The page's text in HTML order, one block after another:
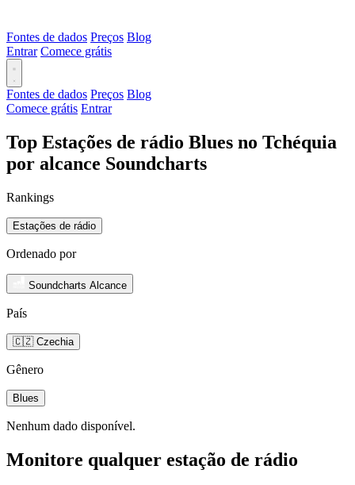
Fontes de dados Preços Blog
Entrar Comece grátis
Fontes de dados Preços Blog
Comece grátis Entrar
Top Estações de rádio Blues no Tchéquia
por alcance Soundcharts
Rankings
Estações de rádio
Ordenado por
Soundcharts Alcance
País
🇨🇿 Czechia
Gênero
Blues
Nenhum dado disponível.
Monitore qualquer estação de rádio